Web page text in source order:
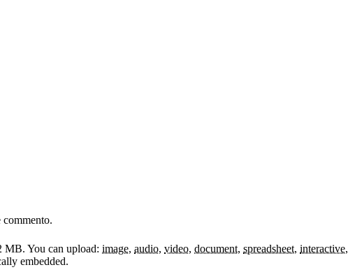
MB. You can upload: image, audio, video, document, spreadsheet, interactive,
embedded.